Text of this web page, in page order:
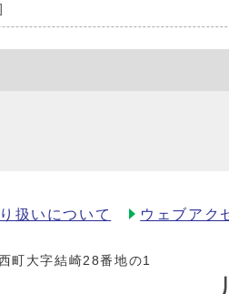
扱いについて ウェブアク
町大字結崎28番地の1